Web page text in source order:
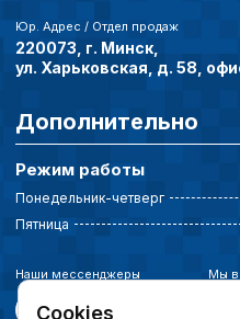
Юр. Адрес / Отдел продаж
220073, г. Минск,
ул. Харьковская, д. 58,
Дополнительно
Режим работы
Понедельник-четверг
Пятница
Наши мессенджеры Мы в
Cookies